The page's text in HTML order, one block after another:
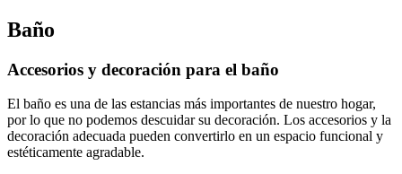
Baño
Accesorios y decoración para el baño
El baño es una de las estancias más importantes de nuestro hogar,
por lo que no podemos descuidar su decoración. Los accesorios y la
decoración adecuada pueden convertirlo en un espacio funcional y
estéticamente agradable.